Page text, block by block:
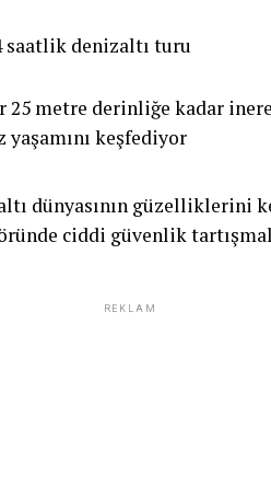
saatlik denizaltı turu
metre derinliğe kadar
keşfediyor
dünyasının güzelliklerini
ciddi güvenlik
REKLAM